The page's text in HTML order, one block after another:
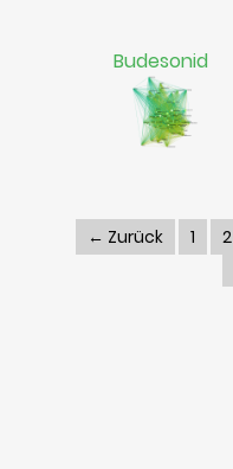
Budesonid
← Zurück 1 2